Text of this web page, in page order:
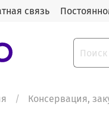
связь
Консервация,